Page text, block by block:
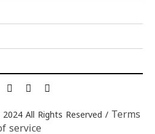
All Rights Reserved / Terms
service